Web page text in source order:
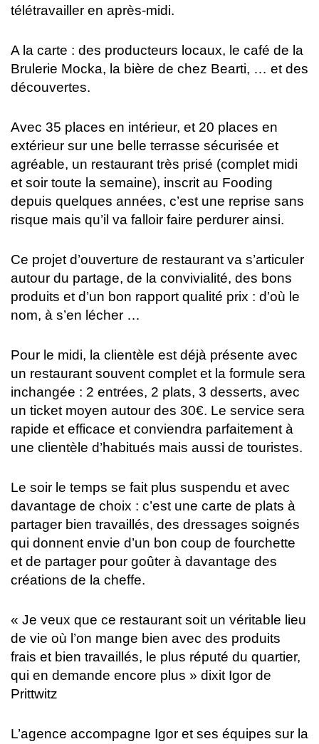
télétravailler en après-midi.
A la carte : des producteurs locaux, le café de la
Brulerie Mocka, la bière de chez Bearti, … et des
découvertes.
Avec 35 places en intérieur, et 20 places en
extérieur sur une belle terrasse sécurisée et
agréable, un restaurant très prisé (complet midi
et soir toute la semaine), inscrit au Fooding
depuis quelques années, c’est une reprise sans
risque mais qu’il va falloir faire perdurer ainsi.
Ce projet d’ouverture de restaurant va s’articuler
autour du partage, de la convivialité, des bons
produits et d’un bon rapport qualité prix : d’où le
nom, à s’en lécher …
Pour le midi, la clientèle est déjà présente avec
un restaurant souvent complet et la formule sera
inchangée : 2 entrées, 2 plats, 3 desserts, avec
un ticket moyen autour des 30€. Le service sera
rapide et efficace et conviendra parfaitement à
une clientèle d’habitués mais aussi de touristes.
Le soir le temps se fait plus suspendu et avec
davantage de choix : c’est une carte de plats à
partager bien travaillés, des dressages soignés
qui donnent envie d’un bon coup de fourchette
et de partager pour goûter à davantage des
créations de la cheffe.
« Je veux que ce restaurant soit un véritable lieu
de vie où l’on mange bien avec des produits
frais et bien travaillés, le plus réputé du quartier,
qui en demande encore plus » dixit Igor de
Prittwitz
L’agence accompagne Igor et ses équipes sur la